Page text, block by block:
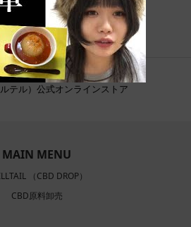
テル）公式オンラインストア
MAIN MENU
（CBD DROP）
CBD原料卸売